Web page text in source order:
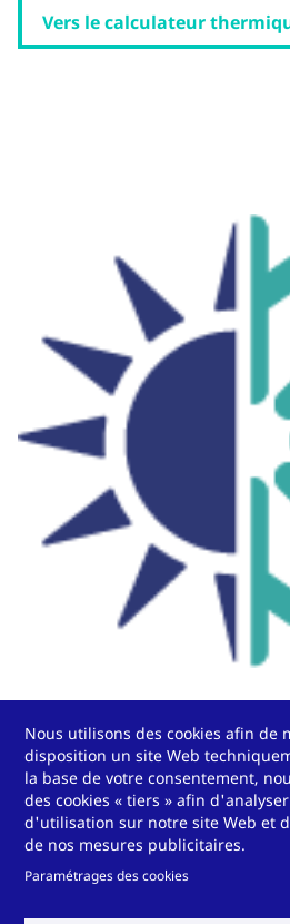
Vers le calculateur
Voulez-vous
Nous utilisons des cookies afin de
disposition un site Web
la base de votre consentement,
des cookies « tiers » afin
d'utilisation sur notre site Web et
de nos mesures publicitaires.
Paramétrages des cookies